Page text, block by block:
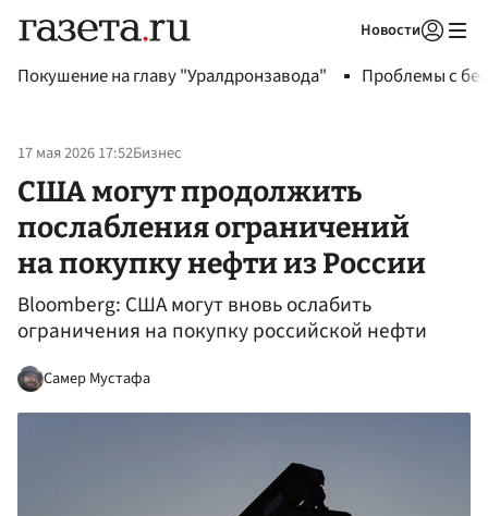
Новости
Покушение на главу "Уралдронзавода" Проблемы с
17 мая 2026 17:52Бизнес
США могут продолжить
послабления ограничений
на покупку нефти из России
Bloomberg: США могут вновь ослабить
ограничения на покупку российской нефти
Самер Мустафа